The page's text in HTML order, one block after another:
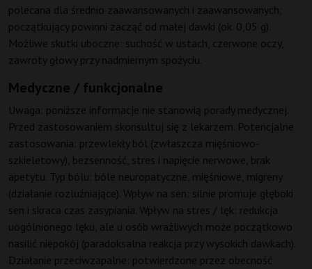
polecana dla średnio zaawansowanych i zaawansowanych;
początkujący powinni zacząć od małej dawki (ok. 0,05 g).
Możliwe skutki uboczne: suchość w ustach, czerwone oczy,
zawroty głowy przy nadmiernym spożyciu.
Medyczne / funkcjonalne
Uwaga: poniższe informacje nie stanowią porady medycznej.
Przed zastosowaniem skonsultuj się z lekarzem. Potencjalne
zastosowania: przewlekły ból (zwłaszcza mięśniowo-
szkieletowy), bezsenność, stres i napięcie nerwowe, brak
apetytu. Typ bólu: bóle neuropatyczne, mięśniowe, migreny
(działanie rozluźniające). Wpływ na sen: silnie promuje głęboki
sen i skraca czas zasypiania. Wpływ na stres / lęk: redukcja
uogólnionego lęku, ale u osób wrażliwych może początkowo
nasilić niepokój (paradoksalna reakcja przy wysokich dawkach).
Działanie przeciwzapalne: potwierdzone przez obecność